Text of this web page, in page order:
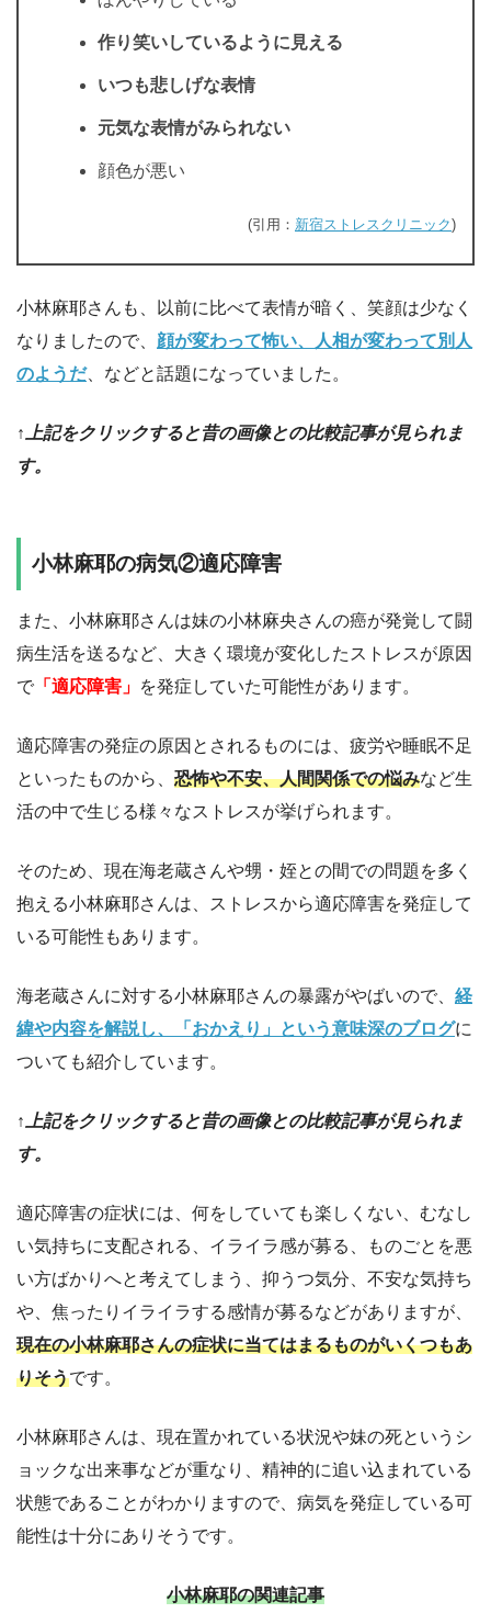
作り笑いしているように見える
いつも悲しげな表情
元気な表情がみられない
顔色が悪い
(引用： 新宿ストレスクリニック)
小林麻耶さんも、以前に比べて表情が暗く、笑顔は少なく
なりましたので、 顔が変わって怖い、人相が変わって別人
のようだ、などと話題になっていました。
↑上記をクリックすると昔の画像との比較記事が見られま
す。
小林麻耶の病気②適応障害
また、小林麻耶さんは妹の小林麻央さんの癌が発覚して闘
病生活を送るなど、大きく環境が変化したストレスが原因
で 「適応障害」 を発症していた可能性があります。
適応障害の発症の原因とされるものには、疲労や睡眠不足
といったものから、 恐怖や不安、人間関係での悩みなど生
活の中で生じる様々なストレスが挙げられます。
そのため、現在海老蔵さんや甥・姪との間での問題を多く
抱える小林麻耶さんは、ストレスから適応障害を発症して
いる可能性もあります。
海老蔵さんに対する小林麻耶さんの暴露がやばいので、 経
緯や内容を解説し、「おかえり」という意味深のブログに
ついても紹介しています。
↑上記をクリックすると昔の画像との比較記事が見られま
す。
適応障害の症状には、何をしていても楽しくない、むなし
い気持ちに支配される、イライラ感が募る、ものごとを悪
い方ばかりへと考えてしまう、抑うつ気分、不安な気持ち
や、焦ったりイライラする感情が募るなどがありますが、
現在の小林麻耶さんの症状に当てはまるものがいくつもあ
りそうです。
小林麻耶さんは、現在置かれている状況や妹の死というシ
ョックな出来事などが重なり、精神的に追い込まれている
状態であることがわかりますので、病気を発症している可
能性は十分にありそうです。
小林麻耶の関連記事